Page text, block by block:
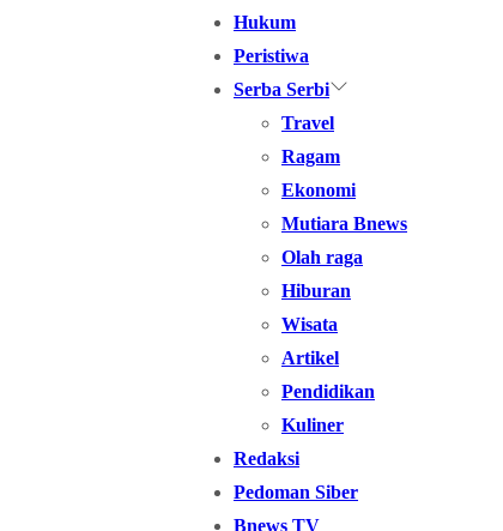
Hukum
Peristiwa
Serba Serbi
Travel
Ragam
Ekonomi
Mutiara Bnews
Olah raga
Hiburan
Wisata
Artikel
Pendidikan
Kuliner
Redaksi
Pedoman Siber
Bnews TV